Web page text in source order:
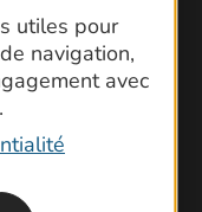
utiles pour
navigation,
avec